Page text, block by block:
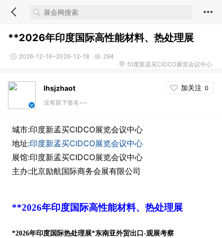
**2026年印度国际高性能材料、热处理展
2026-12-16~2026-12-18
294
印度新孟买CIDCO展览会议中心
lhsjzhaot 加关注 0
没有留下签名~~
城市:印度新孟买CIDCO展览会议中心
地址:印度新孟买CIDCO展览会议中心
展馆:印度新孟买CIDCO展览会议中心
主办:北京励航国际商务会展有限公司
**2026年印度国际高性能材料、 热处理展
*2026年印度国际热处理展*东南亚外贸出口-观展考察